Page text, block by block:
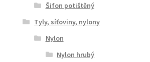
Šifon potištěný
Tyly, síťoviny, nylony
Nylon
Nylon hrubý